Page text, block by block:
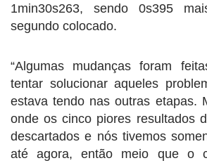
1min30s263, sendo 0s395
segundo colocado.
“Algumas mudanças foram
tentar solucionar aqueles
estava tendo nas outras etapas.
onde os cinco piores resultados
descartados e nós tivemos
até agora, então meio que o